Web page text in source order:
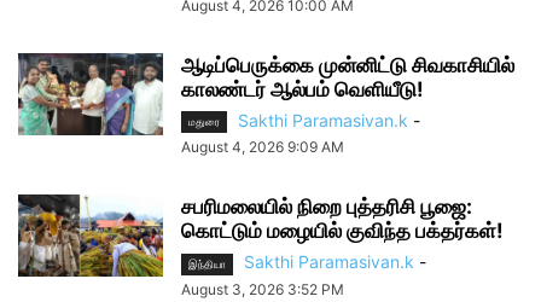
August 4, 2026 10:00 AM
ஆடிப்பெருக்கை முன்னிட்டு சிவகாசியில்
காலண்டர் ஆல்பம் வெளியீடு!
மதுரை Sakthi Paramasivan.k -
August 4, 2026 9:09 AM
சபரிமலையில் நிறை புத்தரிசி பூஜை:
கொட்டும் மழையில் குவிந்த பக்தர்கள்!
இந்தியா Sakthi Paramasivan.k -
August 3, 2026 3:52 PM